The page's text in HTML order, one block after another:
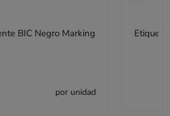
BIC Negro Marking
por unidad